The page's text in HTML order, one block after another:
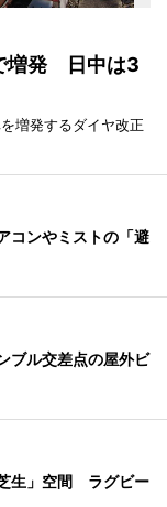
増発 日中は3
増発するダイヤ改正
コンやミストの「避
ブル交差点の屋外ビ
生」空間 ラグビー